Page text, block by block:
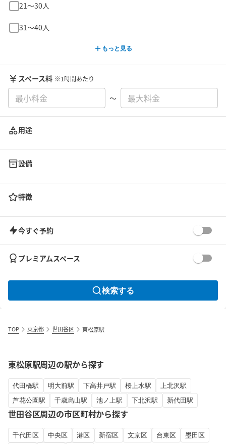
21〜30人
31〜40人
もっと見る
スペース料 ※1時間あたり
〜
用途
設備
特徴
今すぐ予約
プレミアムスペース
検索する
TOP 東京都 世田谷区 東松原駅
東松原駅周辺の駅から探す
代田橋駅 明大前駅 下高井戸駅 桜上水駅
上北沢駅
芦花公園駅
千歳烏山駅 池ノ上駅 下北沢駅 新代田駅
世田谷区周辺の市区町村から探す
千代田区 中央区 港区 新宿区 文京区 台東区
墨田区